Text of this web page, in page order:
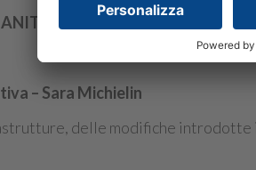
– Giuseppina Della Pepa
– Sara Michielin
delle modifiche introdotte